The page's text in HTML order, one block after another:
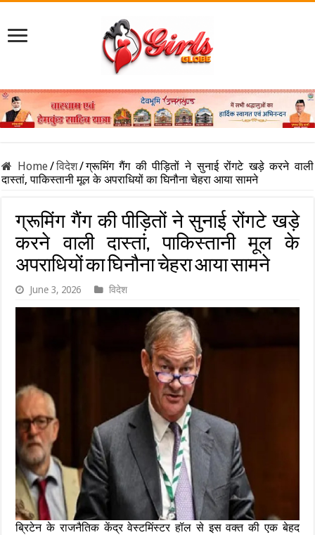
Home/विदेश/ग्रूमिंग गैंग की पीड़ितों ने सुनाई रोंगटे खड़े करने वाली
दास्तां, पाकिस्तानी मूल के अपराधियों का घिनौना चेहरा आया सामने
ग्रूमिंग गैंग की पीड़ितों ने सुनाई रोंगटे खड़े
करने वाली दास्तां, पाकिस्तानी मूल के
अपराधियों का घिनौना चेहरा आया सामने
June 3, 2026 विदेश
ब्रिटेन के राजनैतिक केंद्र वेस्टमिंस्टर हॉल से इस वक्त की एक बेहद